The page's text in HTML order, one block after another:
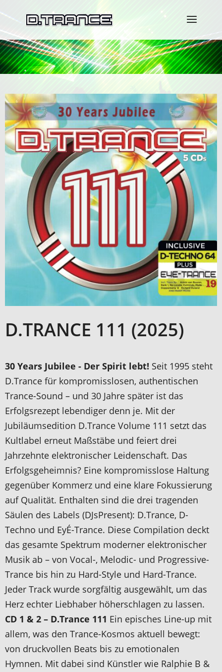
D.TRANCE 111 (2025)
30 Years Jubilee - Der Spirit lebt! Seit 1995 steht
D.Trance für kompromisslosen, authentischen
Trance-Sound – und 30 Jahre später ist das
Erfolgsrezept lebendiger denn je. Mit der
Jubiläumsedition D.Trance Volume 111 setzt das
Kultlabel erneut Maßstäbe und feiert drei
Jahrzehnte elektronischer Leidenschaft. Das
Erfolgsgeheimnis? Eine kompromisslose Haltung
gegenüber Kommerz und eine klare Fokussierung
auf Qualität. Enthalten sind die drei tragenden
Säulen des Labels (DJsPresent): D.Trance, D-
Techno und EyÉ-Trance. Diese Compilation deckt
das gesamte Spektrum moderner elektronischer
Musik ab – von Vocal-, Melodic- und Progressive-
Trance bis hin zu Hard-Style und Hard-Trance.
Jeder Track wurde sorgfältig ausgewählt, um das
Herz echter Liebhaber höherschlagen zu lassen.
CD 1 & 2 – D.Trance 111 Ein episches Line-up mit
allem, was den Trance-Kosmos aktuell bewegt:
von druckvollen Beats bis zu emotionalen
Hymnen. Mit dabei sind Künstler wie Ralphie B &